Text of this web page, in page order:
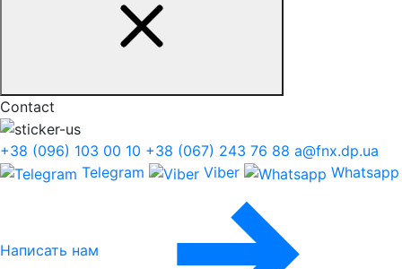
Contact
+38 (096) 103 00 10 +38 (067) 243 76 88 a@fnx.dp.ua
Telegram
Viber Whatsapp
Написать нам